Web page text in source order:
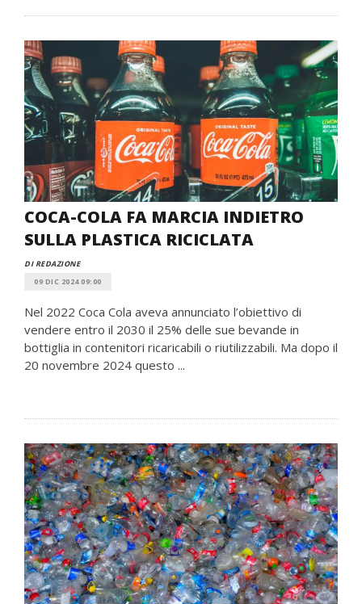
COCA-COLA FA MARCIA INDIETRO
SULLA PLASTICA RICICLATA
DI REDAZIONE
09 DIC 2024 09:00
Nel 2022 Coca Cola aveva annunciato l’obiettivo di
vendere entro il 2030 il 25% delle sue bevande in
bottiglia in contenitori ricaricabili o riutilizzabili. Ma dopo il
20 novembre 2024 questo ...